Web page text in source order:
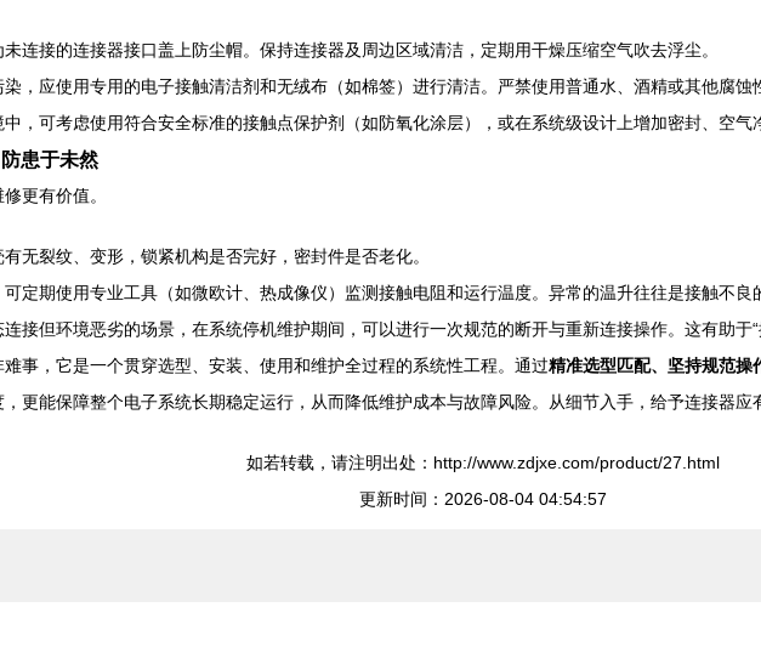
未连接的连接器接口盖上防尘帽。保持连接器及周边区域清洁，定期用干燥压缩空气吹去浮尘。
染，应使用专用的电子接触清洁剂和无绒布（如棉签）进行清洁。严禁使用普通水、酒精或其他腐蚀
中，可考虑使用符合安全标准的接触点保护剂（如防氧化涂层），或在系统级设计上增加密封、空气
患于未然
更有价值。
有无裂纹、变形，锁紧机构是否完好，密封件是否老化。
可定期使用专业工具（如微欧计、热成像仪）监测接触电阻和运行温度。异常的温升往往是接触不良
连接但环境恶劣的场景，在系统停机维护期间，可以进行一次规范的断开与重新连接操作。这有助于
难事，它是一个贯穿选型、安装、使用和维护全过程的系统性工程。通过精准选型匹配、坚持规范操
更能保障整个电子系统长期稳定运行，从而降低维护成本与故障风险。从细节入手，给予连接器应
如若转载，请注明出处：http://www.zdjxe.com/product/27.html
更新时间：2026-08-04 04:54:57